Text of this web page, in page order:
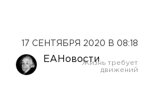
17 СЕНТЯБРЯ 2020 В 08:18
ЕАНовости